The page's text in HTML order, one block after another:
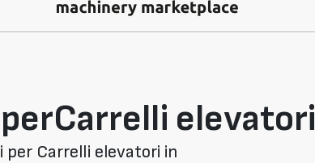
elevatori
per Carrelli elevatori in